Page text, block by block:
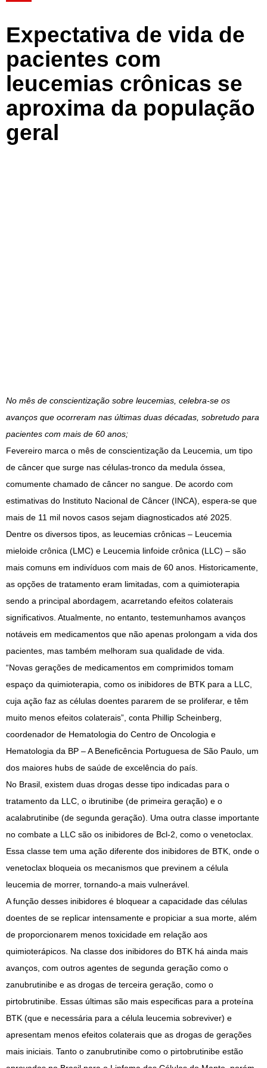
Expectativa de vida de
pacientes com
leucemias crônicas se
aproxima da população
geral
No mês de conscientização sobre leucemias, celebra-se os
avanços que ocorreram nas últimas duas décadas, sobretudo para
pacientes com mais de 60 anos;
Fevereiro marca o mês de conscientização da Leucemia, um tipo
de câncer que surge nas células-tronco da medula óssea,
comumente chamado de câncer no sangue. De acordo com
estimativas do Instituto Nacional de Câncer (INCA), espera-se que
mais de 11 mil novos casos sejam diagnosticados até 2025.
Dentre os diversos tipos, as leucemias crônicas – Leucemia
mieloide crônica (LMC) e Leucemia linfoide crônica (LLC) – são
mais comuns em indivíduos com mais de 60 anos. Historicamente,
as opções de tratamento eram limitadas, com a quimioterapia
sendo a principal abordagem, acarretando efeitos colaterais
significativos. Atualmente, no entanto, testemunhamos avanços
notáveis em medicamentos que não apenas prolongam a vida dos
pacientes, mas também melhoram sua qualidade de vida.
“Novas gerações de medicamentos em comprimidos tomam
espaço da quimioterapia, como os inibidores de BTK para a LLC,
cuja ação faz as células doentes pararem de se proliferar, e têm
muito menos efeitos colaterais”, conta Phillip Scheinberg,
coordenador de Hematologia do Centro de Oncologia e
Hematologia da BP – A Beneficência Portuguesa de São Paulo, um
dos maiores hubs de saúde de excelência do país.
No Brasil, existem duas drogas desse tipo indicadas para o
tratamento da LLC, o ibrutinibe (de primeira geração) e o
acalabrutinibe (de segunda geração). Uma outra classe importante
no combate a LLC são os inibidores de Bcl-2, como o venetoclax.
Essa classe tem uma ação diferente dos inibidores de BTK, onde o
venetoclax bloqueia os mecanismos que previnem a célula
leucemia de morrer, tornando-a mais vulnerável.
A função desses inibidores é bloquear a capacidade das células
doentes de se replicar intensamente e propiciar a sua morte, além
de proporcionarem menos toxicidade em relação aos
quimioterápicos. Na classe dos inibidores do BTK há ainda mais
avanços, com outros agentes de segunda geração como o
zanubrutinibe e as drogas de terceira geração, como o
pirtobrutinibe. Essas últimas são mais especificas para a proteína
BTK (que e necessária para a célula leucemia sobreviver) e
apresentam menos efeitos colaterais que as drogas de gerações
mais iniciais. Tanto o zanubrutinibe como o pirtobrutinibe estão